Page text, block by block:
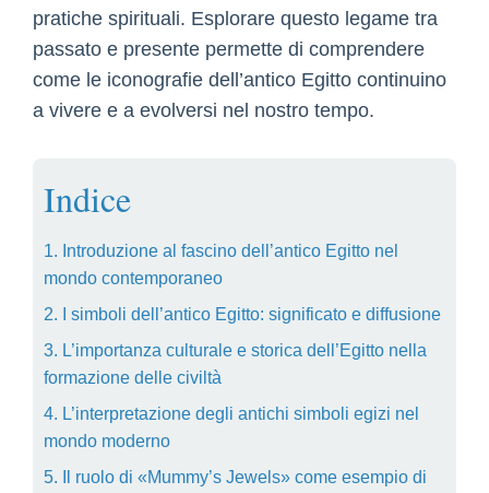
pratiche spirituali. Esplorare questo legame tra
passato e presente permette di comprendere
come le iconografie dell’antico Egitto continuino
a vivere e a evolversi nel nostro tempo.
Indice
1. Introduzione al fascino dell’antico Egitto nel
mondo contemporaneo
2. I simboli dell’antico Egitto: significato e diffusione
3. L’importanza culturale e storica dell’Egitto nella
formazione delle civiltà
4. L’interpretazione degli antichi simboli egizi nel
mondo moderno
5. Il ruolo di «Mummy’s Jewels» come esempio di